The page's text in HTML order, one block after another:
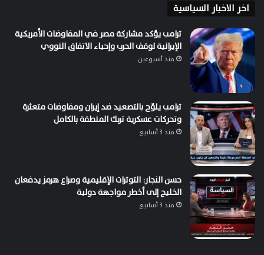
اخر الاخبار السياسية
ترامب يؤكد مشاركة مصر في المفاوضات الأمريكية
الإيرانية لوقف الحرب وإحياء الاتفاق النووي
منذ أسبوعين
ترامب يلوّح بالتصعيد ضد إيران ومفاوضات متعثرة
وتحركات عسكرية تربك المنطقة بالكامل
منذ 3 أسابيع
حسن النجار: التوترات الإقليمية وصراع هرمز يدفعان
الخليج إلى أخطر مواجهة دولية
منذ 3 أسابيع